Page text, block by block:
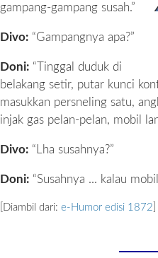
gampang-gampang susah.”
Divo: “Gampangnya apa?”
Doni: “Tinggal duduk di
belakang setir, putar kunci
masukkan persneling satu,
injak gas pelan-pelan, mobil
Divo: “Lha susahnya?”
Doni: “Susahnya ... kalau
[Diambil dari: e-Humor edisi 1872